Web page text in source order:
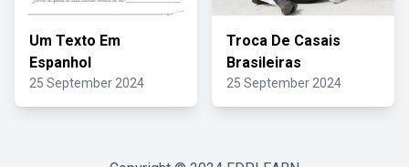
Um Texto Em
Espanhol
25 September 2024
Troca De Casais
Brasileiras
25 September 2024